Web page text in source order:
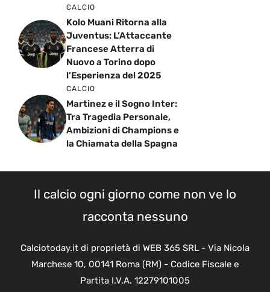
CALCIO
Kolo Muani Ritorna alla
Juventus: L’Attaccante
Francese Atterra di
Nuovo a Torino dopo
l’Esperienza del 2025
CALCIO
Martinez e il Sogno Inter:
Tra Tragedia Personale,
Ambizioni di Champions e
la Chiamata della Spagna
Il calcio ogni giorno come non ve lo
racconta nessuno
Calciotoday.it di proprietà di WEB 365 SRL - Via Nicola
Marchese 10, 00141 Roma (RM) - Codice Fiscale e
Partita I.V.A. 12279101005